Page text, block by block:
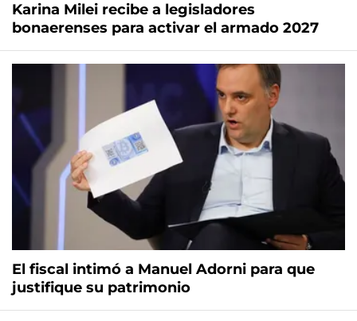
Karina Milei recibe a legisladores
bonaerenses para activar el armado 2027
El fiscal intimó a Manuel Adorni para que
justifique su patrimonio